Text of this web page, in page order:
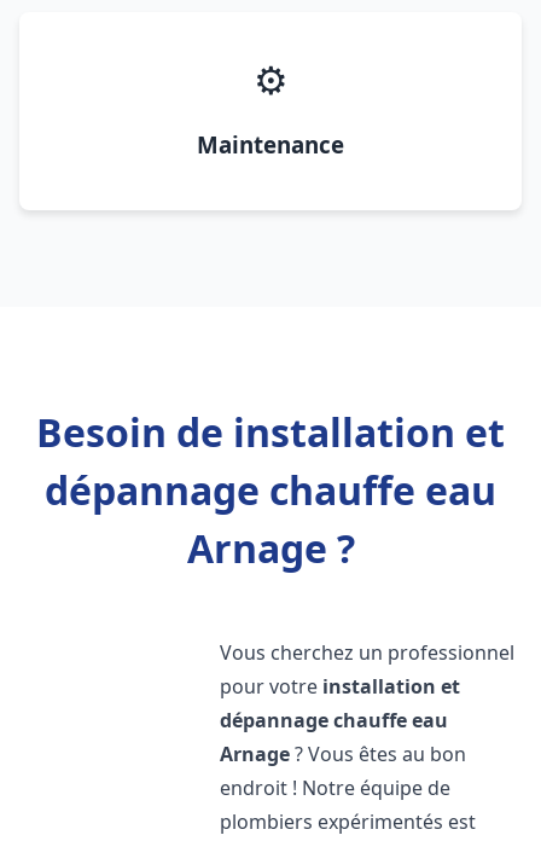
⚙️
Maintenance
Besoin de installation et
dépannage chauffe eau
Arnage ?
Vous cherchez un professionnel
pour votre installation et
dépannage chauffe eau
Arnage? Vous êtes au bon
endroit ! Notre équipe de
plombiers expérimentés est